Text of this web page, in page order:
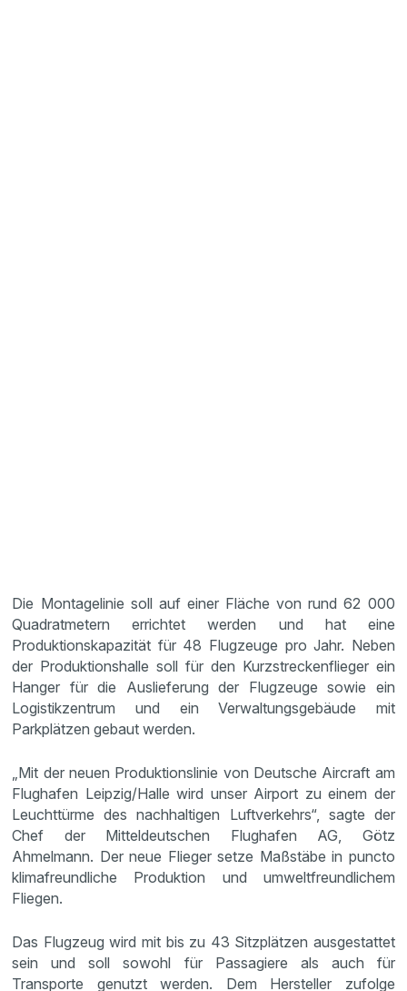
Die Montagelinie soll auf einer Fläche von rund 62 000
Quadratmetern errichtet werden und hat eine
Produktionskapazität für 48 Flugzeuge pro Jahr. Neben
der Produktionshalle soll für den Kurzstreckenflieger ein
Hanger für die Auslieferung der Flugzeuge sowie ein
Logistikzentrum und ein Verwaltungsgebäude mit
Parkplätzen gebaut werden.
„Mit der neuen Produktionslinie von Deutsche Aircraft am
Flughafen Leipzig/Halle wird unser Airport zu einem der
Leuchttürme des nachhaltigen Luftverkehrs“, sagte der
Chef der Mitteldeutschen Flughafen AG, Götz
Ahmelmann. Der neue Flieger setze Maßstäbe in puncto
klimafreundliche Produktion und umweltfreundlichem
Fliegen.
Das Flugzeug wird mit bis zu 43 Sitzplätzen ausgestattet
sein und soll sowohl für Passagiere als auch für
Transporte genutzt werden. Dem Hersteller zufolge